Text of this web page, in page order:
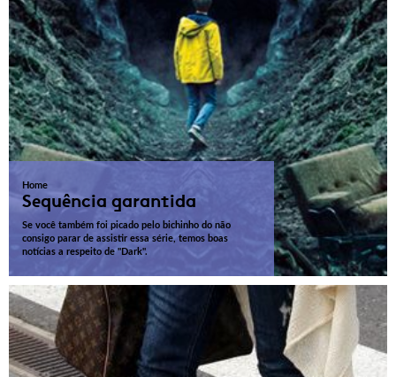
Home
Sequência garantida
Se você também foi picado pelo bichinho do não
consigo parar de assistir essa série, temos boas
notícias a respeito de "Dark".